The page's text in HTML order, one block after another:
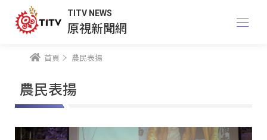
TITV NEWS
原視新聞網
首頁 農民表揚
農民表揚